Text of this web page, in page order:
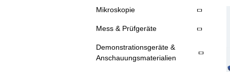
Mikroskopie
Mess & Prüfgeräte
Demonstrationsgeräte &
Anschauungsmaterialien